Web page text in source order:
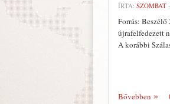
ÍRTA: SZOMBAT -
Forrás:
újrafelfedezett
A korábbi
Bővebben